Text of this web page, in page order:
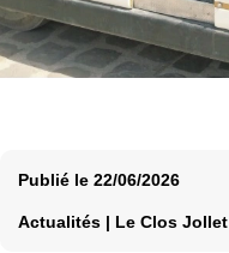
Publié le 22/06/2026
Actualités | Le Clos Jollet